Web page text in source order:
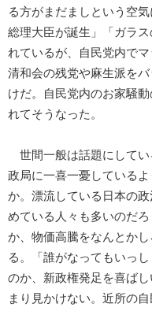
る方がまだましという空
総理大臣が誕生」「ガラ
れているが、自民党内で
清和会の残党や麻生派を
けだ。自民党内のお家騒
れてそうなった。
世間一般は話題にしてい
政局に一喜一憂している
か。漂流している日本の
めている人々も多いのだ
か、物価高騰をなんとか
る。「誰がなってもいっ
のか、新政権発足を喜ば
まり見かけない。近所の